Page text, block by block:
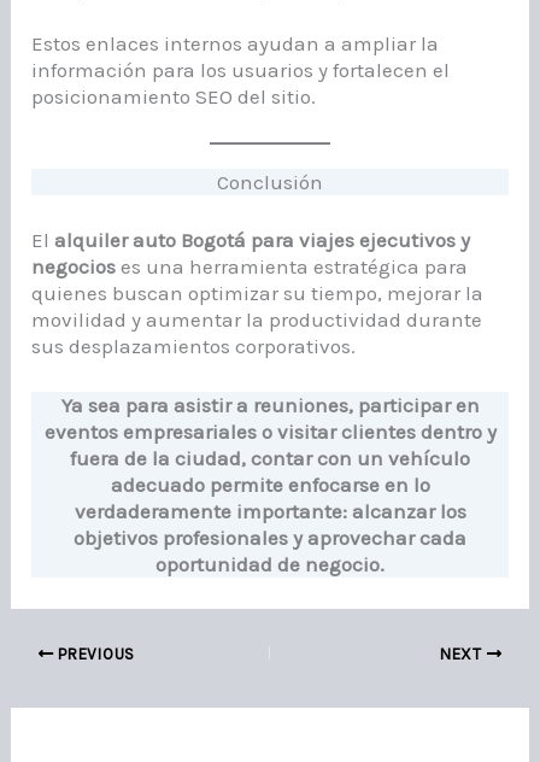
Estos enlaces internos ayudan a ampliar la
información para los usuarios y fortalecen el
posicionamiento SEO del sitio.
Conclusión
Elalquiler auto Bogotá para viajes ejecutivos y
negocios es una herramienta estratégica para
quienes buscan optimizar su tiempo, mejorar la
movilidad y aumentar la productividad durante
sus desplazamientos corporativos.
Ya sea para asistir a reuniones, participar en
eventos empresariales o visitar clientes dentro y
fuera de la ciudad, contar con un vehículo
adecuado permite enfocarse en lo
verdaderamente importante: alcanzar los
objetivos profesionales y aprovechar cada
oportunidad de negocio.
PREVIOUS NEXT